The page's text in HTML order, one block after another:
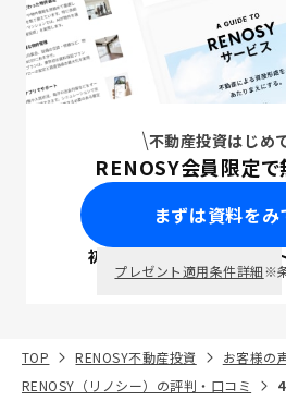
不動産投資はじめ
RENOSY会員限定で
まずは資料をみ
初回面談で ポイン
プレゼント適用条件詳細※
TOP RENOSY不動産投資
お客様の
RENOSY（リノシー）の評判・口コミ